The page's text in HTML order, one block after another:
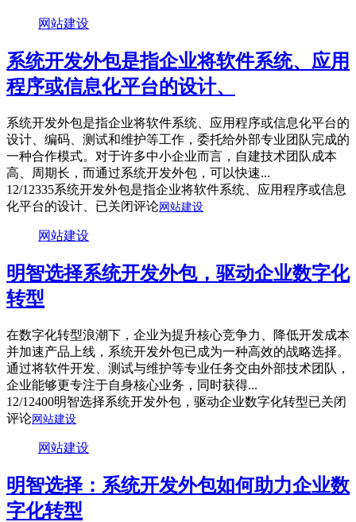
网站建设
系统开发外包是指企业将软件系统、应用
程序或信息化平台的设计、
系统开发外包是指企业将软件系统、应用程序或信息化平台的
设计、编码、测试和维护等工作，委托给外部专业团队完成的
一种合作模式。对于许多中小企业而言，自建技术团队成本
高、周期长，而通过系统开发外包，可以快速...
12/12335系统开发外包是指企业将软件系统、应用程序或信息
化平台的设计、 已关闭评论网站建设
网站建设
明智选择系统开发外包，驱动企业数字化
转型
在数字化转型浪潮下，企业为提升核心竞争力、降低开发成本
并加速产品上线，系统开发外包已成为一种高效的战略选择。
通过将软件开发、测试与维护等专业任务交由外部技术团队，
企业能够更专注于自身核心业务，同时获得...
12/12400明智选择系统开发外包，驱动企业数字化转型已关闭
评论网站建设
网站建设
明智选择：系统开发外包如何助力企业数
字化转型